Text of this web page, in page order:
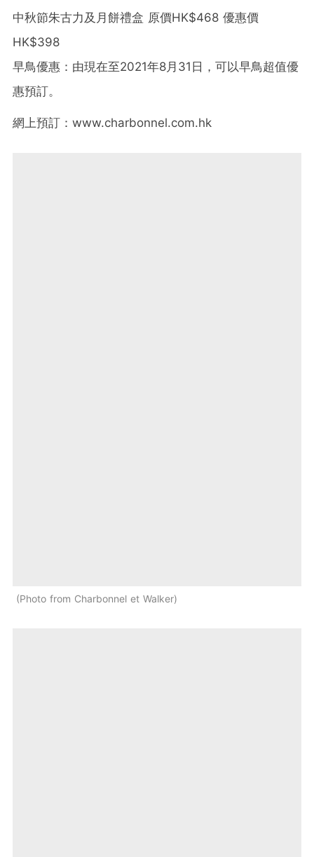
中秋節朱古力及月餅禮盒 原價HK$468 優惠價
HK$398
早鳥優惠：由現在至2021年8月31日，可以早鳥超值優
惠預訂。
網上預訂：www.charbonnel.com.hk
Photo from Charbonnel et Walker